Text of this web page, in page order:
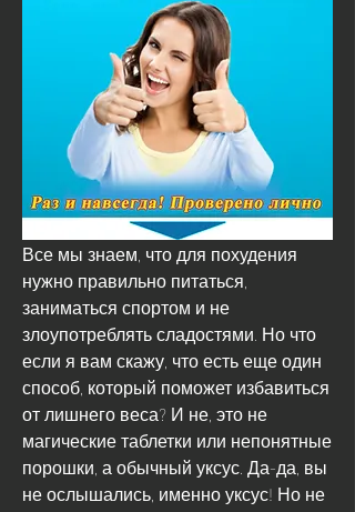
Все мы знаем, что для похудения
нужно правильно питаться,
заниматься спортом и не
злоупотреблять сладостями. Но что
если я вам скажу, что есть еще один
способ, который поможет избавиться
от лишнего веса? И не, это не
магические таблетки или непонятные
порошки, а обычный уксус. Да-да, вы
не ослышались, именно уксус! Но не